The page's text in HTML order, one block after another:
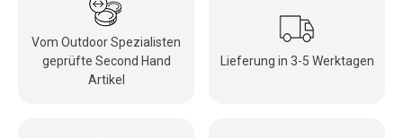
Vom Outdoor Spezialisten
geprüfte Second Hand
Artikel
Lieferung in 3-5 Werktagen